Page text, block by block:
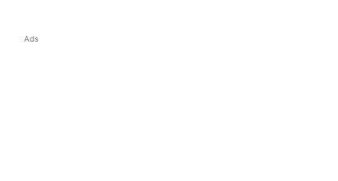
Ads